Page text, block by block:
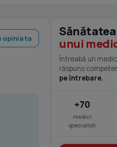
opinia ta
unui
Întreabă un
răspuns
pe întrebare.
+70
medici
specialiști